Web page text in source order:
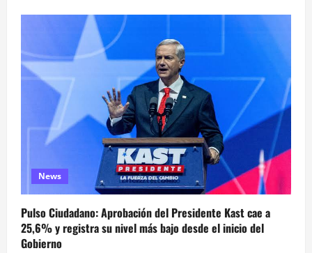
News
Pulso Ciudadano: Aprobación del Presidente Kast cae a
25,6% y registra su nivel más bajo desde el inicio del
Gobierno